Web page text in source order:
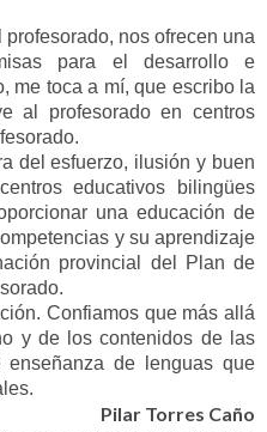
nos ofrecen una
para el desarrollo e
me toca a mí, que escribo la
al profesorado en centros
del esfuerzo, ilusión y buen
educativos bilingües
una educación de
y su aprendizaje
provincial del Plan de
Confiamos que más allá
y de los contenidos de las
de lenguas que
Pilar Torres Caño